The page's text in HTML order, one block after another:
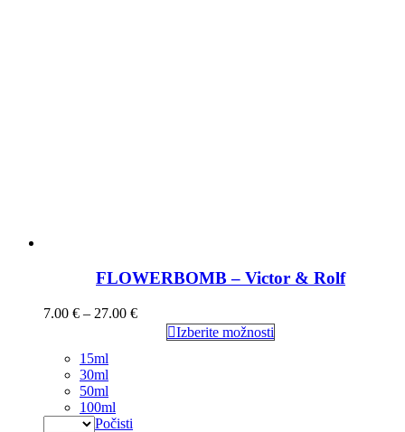
FLOWERBOMB – Victor & Rolf
7.00 € – 27.00 €
Izberite možnosti
15ml
30ml
50ml
100ml
Počisti